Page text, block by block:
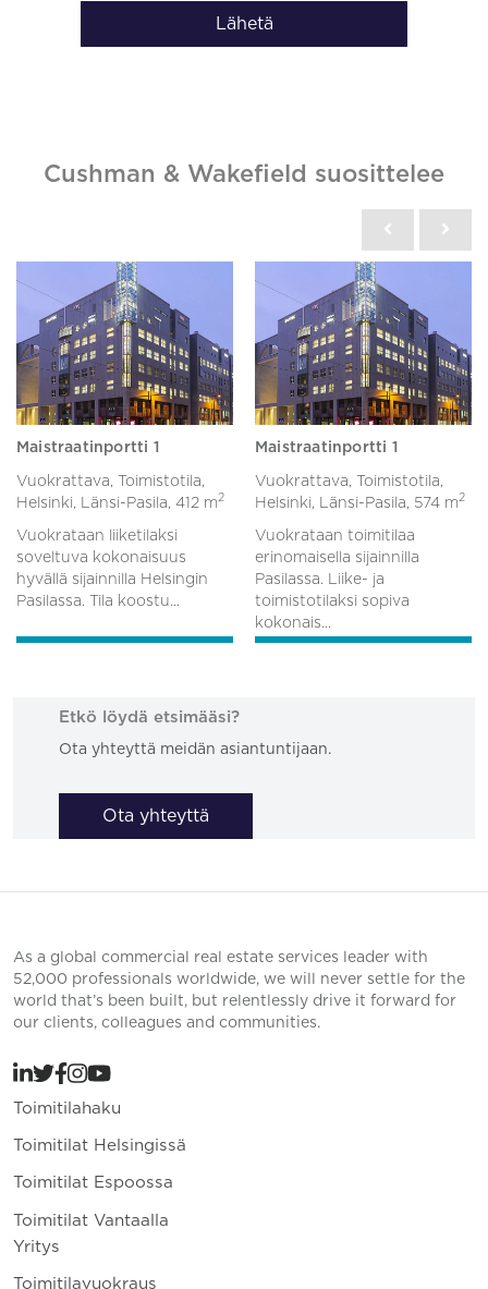
Lähetä
Cushman & Wakefield suosittelee
Maistraatinportti 1
Vuokrattava, Toimistotila,
Helsinki, Länsi-Pasila, 412 m2
Vuokrataan liiketilaksi
soveltuva kokonaisuus
hyvällä sijainnilla Helsingin
Pasilassa. Tila koostu...
Maistraatinportti 1
Vuokrattava, Toimistotila,
Helsinki, Länsi-Pasila, 574 m2
Vuokrataan toimitilaa
erinomaisella sijainnilla
Pasilassa. Liike- ja
toimistotilaksi sopiva
kokonais...
Etkö löydä etsimääsi?
Ota yhteyttä meidän asiantuntijaan.
Ota yhteyttä
As a global commercial real estate services leader with
52,000 professionals worldwide, we will never settle for the
world that’s been built, but relentlessly drive it forward for
our clients, colleagues and communities.
Toimitilahaku
Toimitilat Helsingissä
Toimitilat Espoossa
Toimitilat Vantaalla
Yritys
Toimitilavuokraus